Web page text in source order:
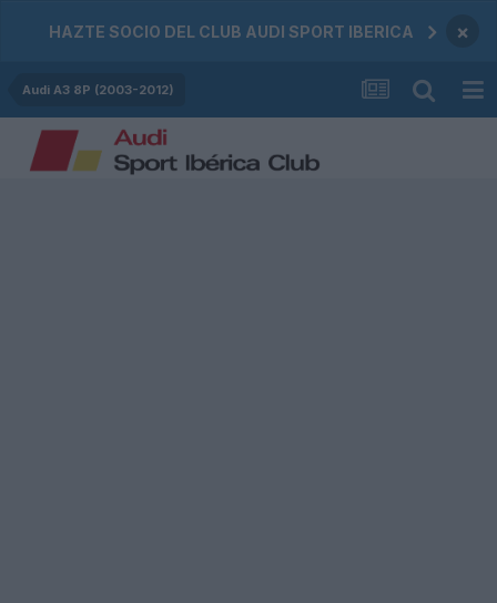
HAZTE SOCIO DEL CLUB AUDI SPORT IBERICA ×
Audi A3 8P (2003-2012)